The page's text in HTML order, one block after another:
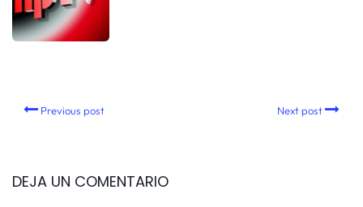
Previous post Next post
DEJA UN COMENTARIO